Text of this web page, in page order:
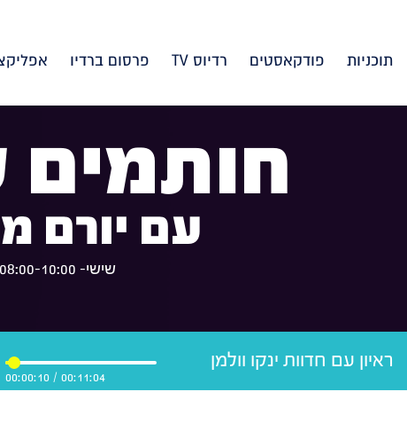
תוכניות פודקאסטים רדיוס TV פרסום ברדיו
חותמים
עם יורם
שישי- 08:00-10:00
00:11:04
/
00:00:11
ראיון עם חדוות ינקו וולמן